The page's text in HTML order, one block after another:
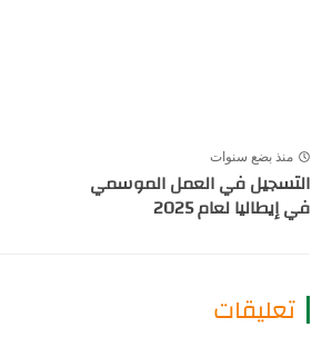
منذ بضع سنوات
التسجيل في العمل الموسمي
في إيطاليا لعام 2025
تعليقات